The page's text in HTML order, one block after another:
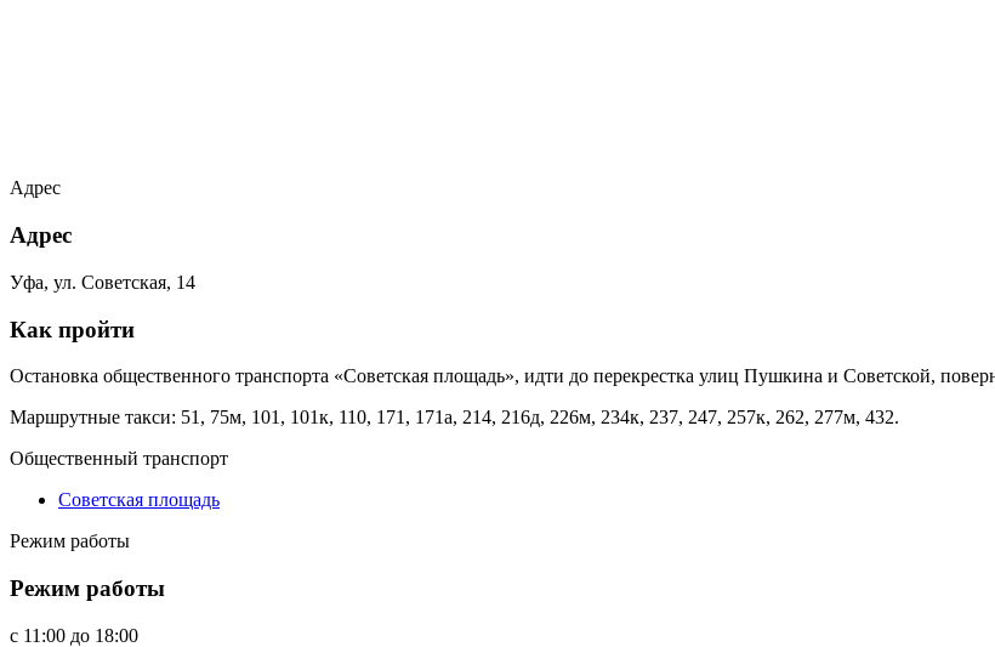
Адрес
Адрес
Уфа, ул. Советская, 14
Как пройти
Остановка общественного транспорта «Советская площадь», идти до перекрестка улиц Пушкина и Советской,
Маршрутные такси: 51, 75м, 101, 101к, 110, 171, 171а, 214, 216д, 226м, 234к, 237, 247, 257к, 262, 277м, 432.
Общественный транспорт
Советская площадь
Режим работы
Режим работы
c 11:00 до 18:00